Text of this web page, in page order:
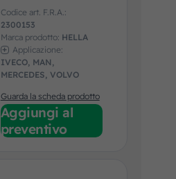
Codice art. F.R.A.:
2300153
Marca prodotto: HELLA
Applicazione:
IVECO, MAN,
MERCEDES, VOLVO
Guarda la scheda prodotto
Aggiungi al
preventivo